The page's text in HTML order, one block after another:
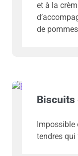
et à la
de
Biscuits
tendres